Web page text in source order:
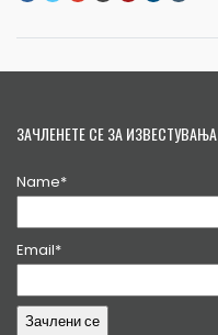
ЗАЧЛЕНЕТЕ СЕ ЗА ИЗВЕСТУВАЊА
Name*
Email*